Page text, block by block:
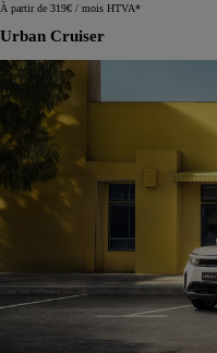
À partir de 319€ / mois HTVA*
Urban Cruiser